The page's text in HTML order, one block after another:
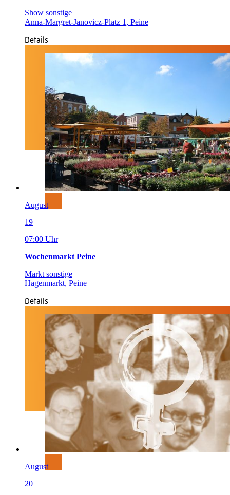
Show sonstige
Anna-Margret-Janovicz-Platz 1, Peine
Details
August
19
07:00 Uhr
Wochenmarkt Peine
Markt sonstige
Hagenmarkt, Peine
Details
August
20